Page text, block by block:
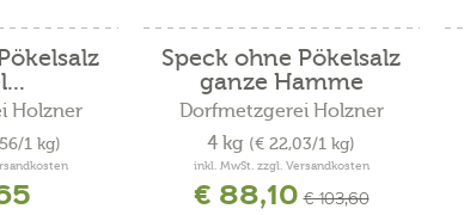
Holzner
1 kg)
Speck ohne Pökelsalz
ganze Hamme
Dorfmetzgerei Holzner
4 kg (€ 22,03/1 kg)
inkl. MwSt. zzgl. Versandkosten
€ 88,10 € 103,60